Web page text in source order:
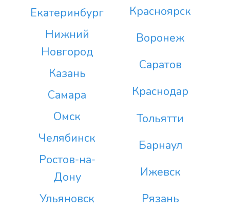
Екатеринбург
Нижний
Новгород
Казань
Самара
Омск
Челябинск
Ростов-на-
Дону
Красноярск
Воронеж
Саратов
Краснодар
Тольятти
Барнаул
Ижевск
Ульяновск
Рязань